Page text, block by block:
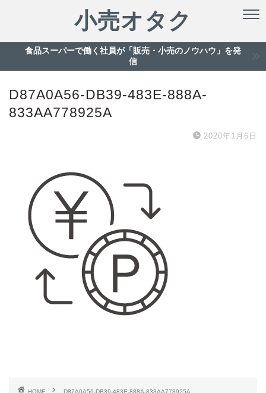
小売オタク
食品スーパーで働く社員が「販売・小売のノウハウ」を発
信
D87A0A56-DB39-483E-888A-
833AA778925A
2020年1月6日
HOME D87A0A56-DB39-483E-888A-833AA778925A